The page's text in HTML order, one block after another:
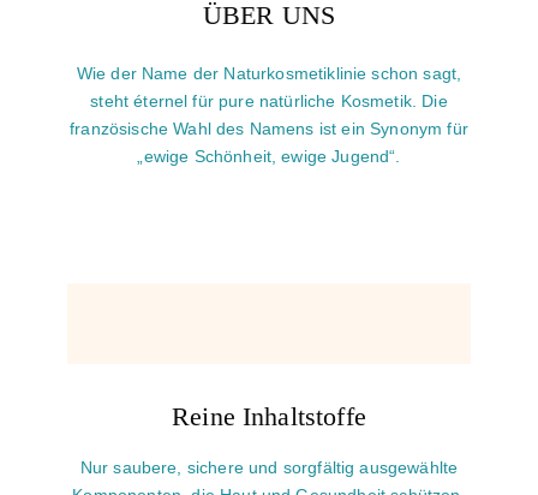
ÜBER UNS
Wie der Name der Naturkosmetiklinie schon sagt,
steht éternel für pure natürliche Kosmetik. Die
französische Wahl des Namens ist ein Synonym für
„ewige Schönheit, ewige Jugend“.
Reine Inhaltstoffe
Nur saubere, sichere und sorgfältig ausgewählte